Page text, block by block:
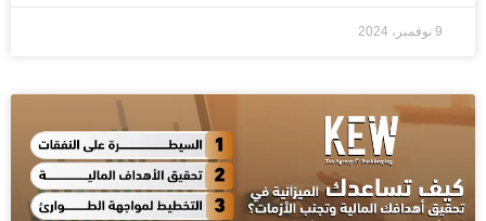
9 نوفمبر، 2024